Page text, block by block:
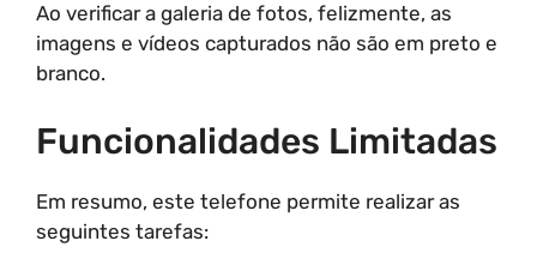
Ao verificar a galeria de fotos, felizmente, as
imagens e vídeos capturados não são em preto e
branco.
Funcionalidades Limitadas
Em resumo, este telefone permite realizar as
seguintes tarefas: